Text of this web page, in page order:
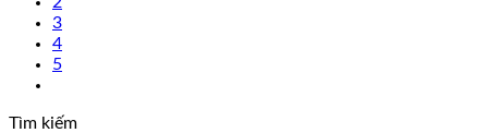
3
4
5
Tìm kiếm